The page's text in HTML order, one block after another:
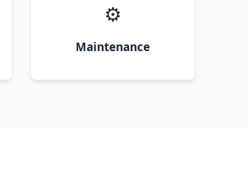
⚙️
Maintenance